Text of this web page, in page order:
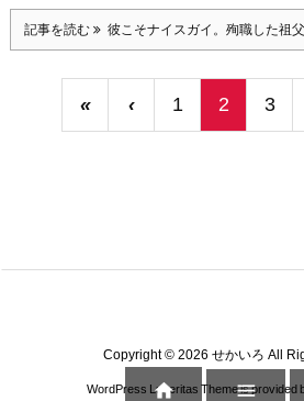
記事を読む 彼こそナイスガイ。殉職した祖
« ‹ 1 2 3
Copyright © 2026 せかいろ All
WordPress Luxeritas Theme is provided
 